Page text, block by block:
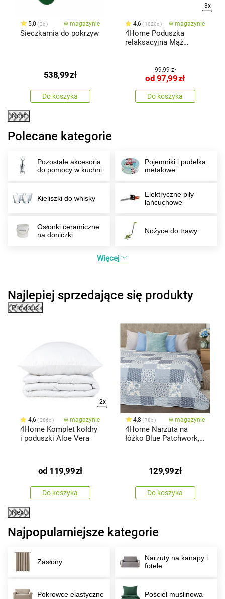
5,0 3x w magazynie
Sieczkarnia do pokrzyw
538,99zł
Do koszyka
3x
4,6 1020x w magazynie
4Home Poduszka
relaksacyjna Mąż
99,99 zł
od 97,99zł
Do koszyka
Next
Polecane kategorie
Pozostałe akcesoria
do pomocy w kuchni
Pojemniki i pudełka
metalowe
Kieliszki do whisky
Elektryczne piły
łańcuchowe
Osłonki ceramiczne
na doniczki
Nożyce do trawy
Więcej
Najlepiej sprzedające się produkty
Previous
2x
4,6 286x w magazynie
4Home Komplet kołdry
i poduszki Aloe Vera
od 119,99zł
Do koszyka
4,8 78x w magazynie
4Home Narzuta na
łóżko Blue Patchwork,
129,99zł
Do koszyka
Next
Najpopularniejsze kategorie
Zasłony
Narzuty na kanapy i
fotele
Pokrowce elastyczne Pościel muślinowa